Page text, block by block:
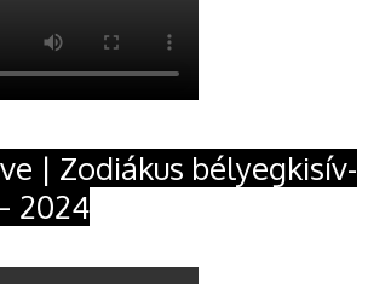
| Zodiákus bélyegkisív-
2024